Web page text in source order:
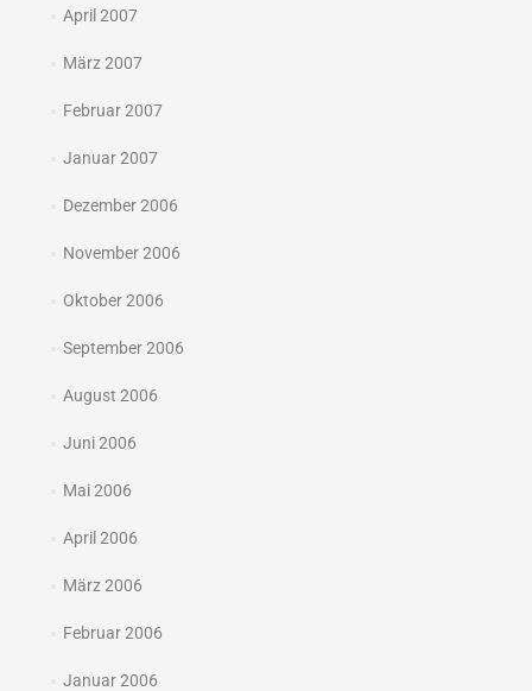
April 2007
März 2007
Februar 2007
Januar 2007
Dezember 2006
November 2006
Oktober 2006
September 2006
August 2006
Juni 2006
Mai 2006
April 2006
März 2006
Februar 2006
Januar 2006